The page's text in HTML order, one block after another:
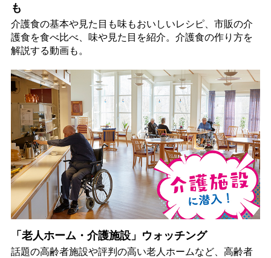
も
介護食の基本や見た目も味もおいしいレシピ、市販の介
護食を食べ比べ、味や見た目を紹介。介護食の作り方を
解説する動画も。
「老人ホーム・介護施設」ウォッチング
話題の高齢者施設や評判の高い老人ホームなど、高齢者